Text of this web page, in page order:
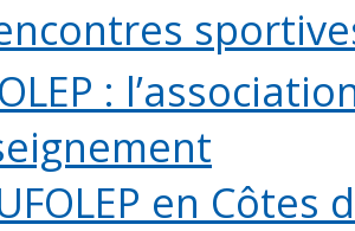
:
en Côtes